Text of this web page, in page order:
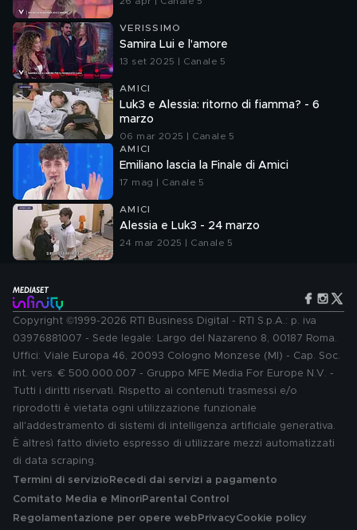
VERISSIMO
Samira Lui e l'amore
13 set 2025 | Canale 5
AMICI
Luk3 e Alessia: ritorno di fiamma? - 6
marzo
06 mar 2025 | Canale 5
AMICI
Emiliano lascia la Finale di Amici
17 mag | Canale 5
AMICI
Alessia e Luk3 - 24 marzo
24 mar 2025 | Canale 5
Copyright ©1999-2026 RTI Business Digital - RTI S.p.A.: p. iva
03976881007 - Sede legale: Largo del Nazareno 8, 00187 Roma.
Uffici: Viale Europa 46, 20093 Cologno Monzese (MI) - Cap. Soc.
int. vers. € 500.000.007 - Gruppo MFE Media For Europe N.V. -
Tutti i diritti riservati. Rispetto ai contenuti trasmessi e/o
riprodotti è vietata ogni utilizzazione funzionale
all'addestramento di sistemi di intelligenza artificiale generativa.
È altresì fatto divieto espresso di utilizzare mezzi automatizzati
di data scraping.
Termini di servizio Recedi dai servizi a pagamento
Comitato Media e MinoriParental Control
Regolamentazione per opere web PrivacyCookie policy